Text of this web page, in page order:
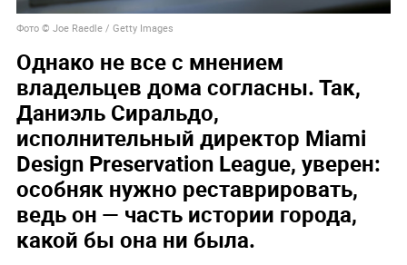
Фото © Joe Raedle / Getty Images
Однако не все с мнением
владельцев дома согласны. Так,
Даниэль Сиральдо,
исполнительный директор Miami
Design Preservation League, уверен:
особняк нужно реставрировать,
ведь он — часть истории города,
какой бы она ни была.